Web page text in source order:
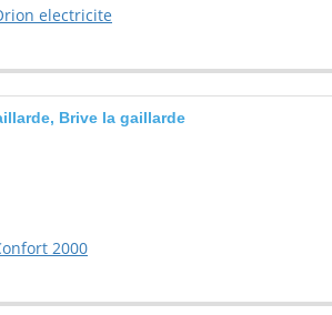
electricite
Brive la gaillarde
2000